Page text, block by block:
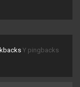
Y pingbacks